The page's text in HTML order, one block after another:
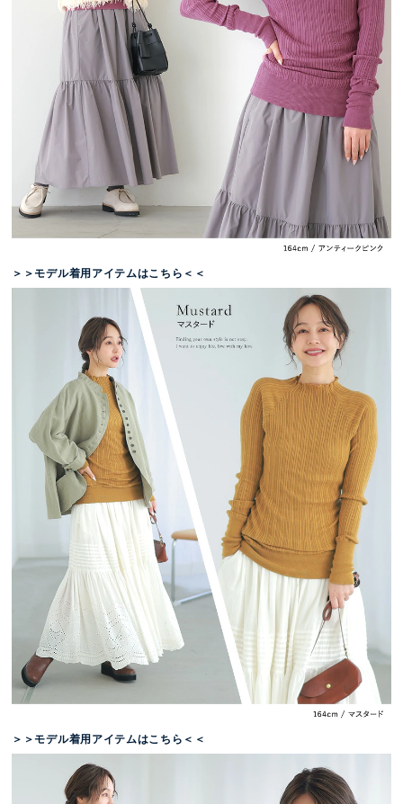
＞＞モデル着用アイテムはこちら＜＜
＞＞モデル着用アイテムはこちら＜＜